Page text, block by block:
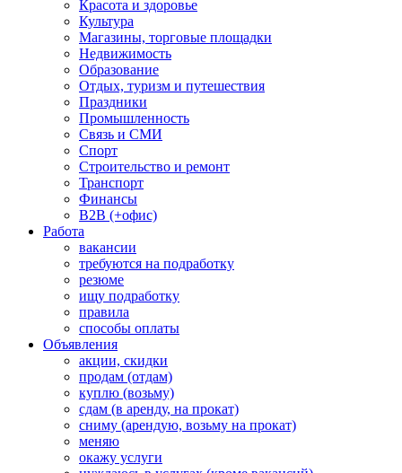
Красота и здоровье
Культура
Магазины, торговые площадки
Недвижимость
Образование
Отдых, туризм и путешествия
Праздники
Промышленность
Связь и СМИ
Спорт
Строительство и ремонт
Транспорт
Финансы
B2B (+офис)
Работа
вакансии
требуются на подработку
резюме
ищу подработку
правила
способы оплаты
Объявления
акции, скидки
продам (отдам)
куплю (возьму)
сдам (в аренду, на прокат)
сниму (арендую, возьму на прокат)
меняю
окажу услуги